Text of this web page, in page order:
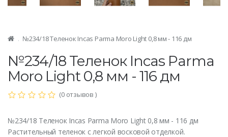
№234/18 Теленок Incas Parma Moro Light 0,8 мм - 116 дм
№234/18 Теленок Incas Parma
Moro Light 0,8 мм - 116 дм
(0 отзывов )
№234/18 Теленок Incas Parma Moro Light 0,8 мм - 116 дм
Растительный теленок с легкой восковой отделкой.